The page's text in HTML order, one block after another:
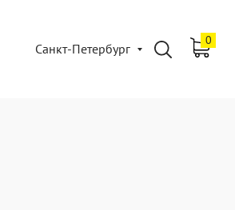
Санкт-Петербург
0